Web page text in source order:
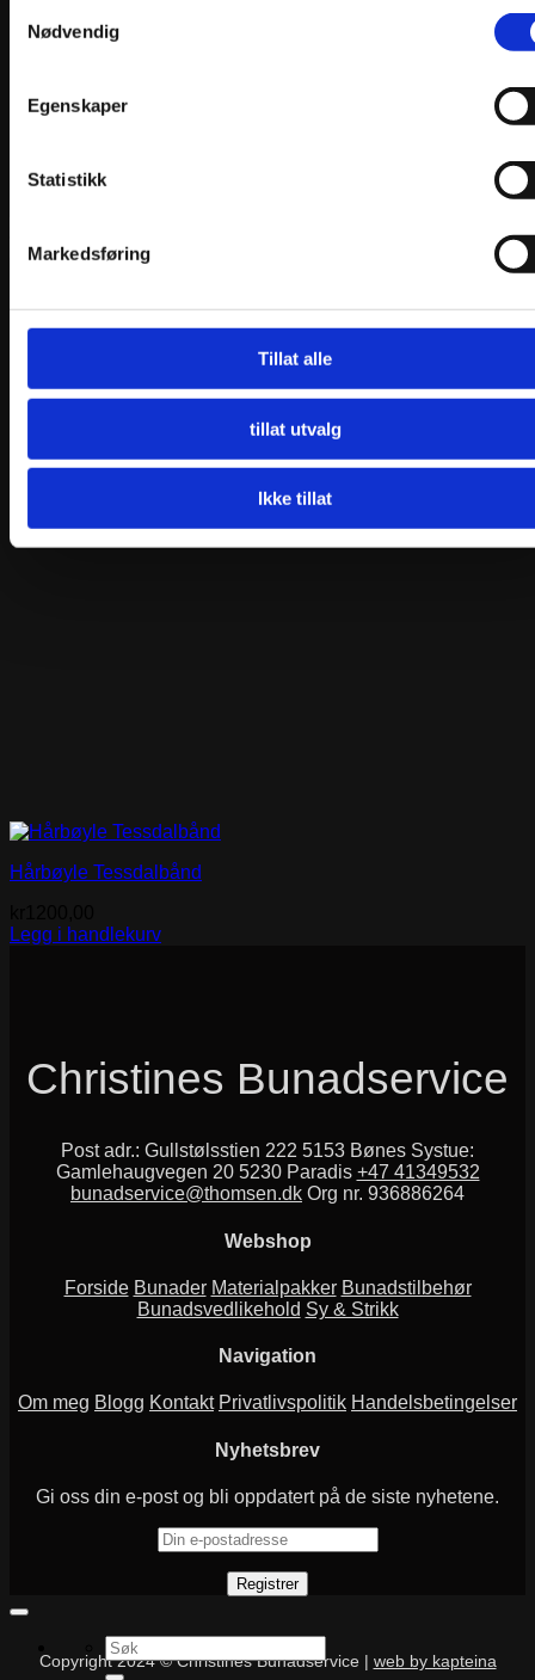
Nødvendig
Egenskaper
Statistikk
Markedsføring
Tillat alle
tillat utvalg
Ikke tillat
1299,00
Hårbøyle Tessdalbånd
Legg i handlekurv
Christines Bunadservice
Post adr.: Gullstølsstien 222 5153 Bønes Systue:
Gamlehaugvegen 20 5230 Paradis +47 41349532
bunadservice@thomsen.dk Org nr. 936886264
Webshop
Forside Bunader Materialpakker Bunadstilbehør
Bunadsvedlikehold Sy & Strikk
Navigation
Om meg Blogg Kontakt Privatlivspolitik Handelsbetingelser
Nyhetsbrev
Gi oss din e-post og bli oppdatert på de siste nyhetene.
Copyright 2024 © Christines Bunadservice | web by kapteina
Søk
etter: